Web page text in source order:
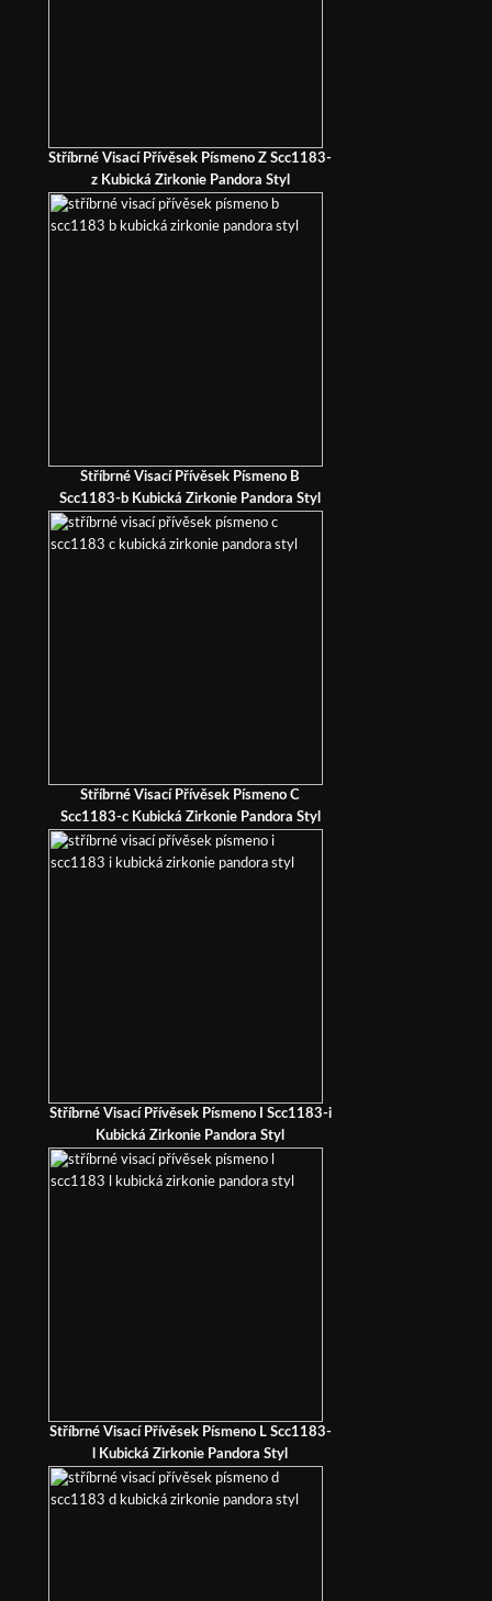
Stříbrné Visací Přívěsek Písmeno Z Scc1183-
z Kubická Zirkonie Pandora Styl
Stříbrné Visací Přívěsek Písmeno B
Scc1183-b Kubická Zirkonie Pandora Styl
Stříbrné Visací Přívěsek Písmeno C
Scc1183-c Kubická Zirkonie Pandora Styl
Stříbrné Visací Přívěsek Písmeno I Scc1183-i
Kubická Zirkonie Pandora Styl
Stříbrné Visací Přívěsek Písmeno L Scc1183-
l Kubická Zirkonie Pandora Styl